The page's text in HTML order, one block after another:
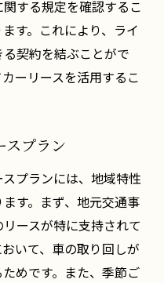
する規定を確認するこ
す。これにより、ライ
契約を結ぶことがで
ーリースを活用するこ
スプラン
プランには、地域特性
す。まず、地元交通事
ースが特に支持されて
いて、車の取り回しが
めです。また、季節ご